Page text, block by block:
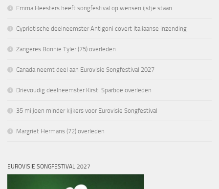
Emma Heesters heeft songfestival op wensenlijstje staan
Cypriotische deelneemster Antigoni covert Italiaanse inzending
Zangeres Bonnie Tyler (75) overleden
Canada neemt deel aan Eurovisie Songfestival 2027
Drievoudig deelneemster Kirsti Sparboe overleden
35 miljoen minder kijkers voor Eurovisie Songfestival
Margriet Hermans (72) overleden
EUROVISIE SONGFESTIVAL 2027